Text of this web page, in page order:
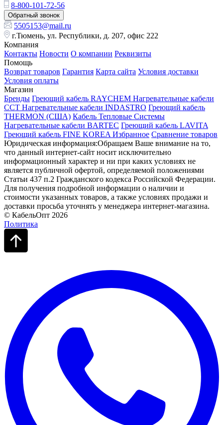
8-800-101-72-56
Обратный звонок
5505153@mail.ru
г.Тюмень, ул. Республики, д. 207, офис 222
Компания
Контакты Новости О компании Реквизиты
Помощь
Возврат товаров Гарантия Карта сайта Условия доставки
Условия оплаты
Магазин
Бренды Греющий кабель RAYCHEM Нагревательные кабели
ССТ Нагревательные кабели INDASTRO Греющий кабель
THERMON (США) Кабель Тепловые Системы
Нагревательные кабели BARTEC Греющий кабель LAVITA
Греющий кабель FINE KOREA Избранное Сравнение товаров
Юридическая информация:Обращаем Ваше внимание на то,
что данный интернет-сайт носит исключительно
информационный характер и ни при каких условиях не
является публичной офертой, определяемой положениями
Статьи 437 п.2 Гражданского кодекса Российской Федерации.
Для получения подробной информации о наличии и
стоимости указанных товаров, а также условиях продажи и
доставки просьба уточнять у менеджера интернет-магазина.
© КабельОпт 2026
Политика